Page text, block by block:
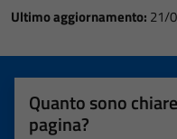
Ultimo aggiornamento: 21/
Quanto sono
pagina?